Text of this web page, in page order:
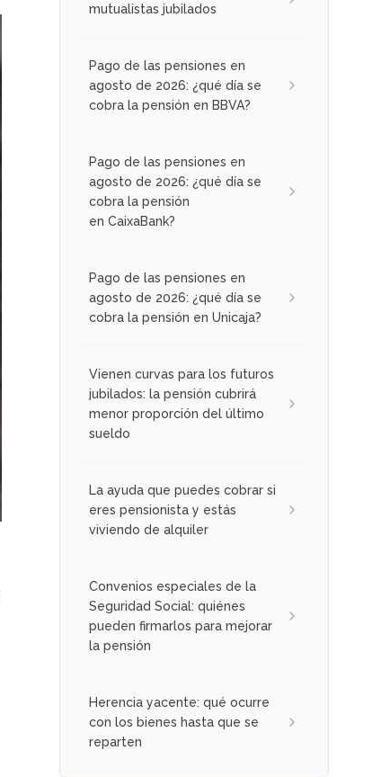
mutualistas jubilados
Pago de las pensiones en
agosto de 2026: ¿qué día se
cobra la pensión en BBVA?
Pago de las pensiones en
agosto de 2026: ¿qué día se
cobra la pensión
en CaixaBank?
Pago de las pensiones en
agosto de 2026: ¿qué día se
cobra la pensión en Unicaja?
Vienen curvas para los futuros
jubilados: la pensión cubrirá
menor proporción del último
sueldo
La ayuda que puedes cobrar si
eres pensionista y estás
viviendo de alquiler
Convenios especiales de la
Seguridad Social: quiénes
pueden firmarlos para mejorar
la pensión
Herencia yacente: qué ocurre
con los bienes hasta que se
reparten